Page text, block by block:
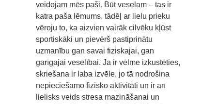
veidojam mēs paši. Būt veselam – tas ir
katra paša lēmums, tādēļ ar lielu prieku
vēroju to, ka aizvien vairāk cilvēku kļūst
sportiskāki un pievērš pastiprinātu
uzmanību gan savai fiziskajai, gan
garīgajai veselībai. Ja ir vēlme izkustēties,
skriešana ir laba izvēle, jo tā nodrošina
nepieciešamo fizisko aktivitāti un ir arī
lielisks veids stresa mazināšanai un